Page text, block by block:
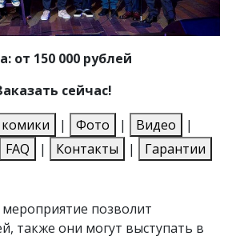
от 150 000 рублей
сейчас!
| Фото | Видео
|
FAQ | Контакты | Гарантии
позволит
также они могут выступать в